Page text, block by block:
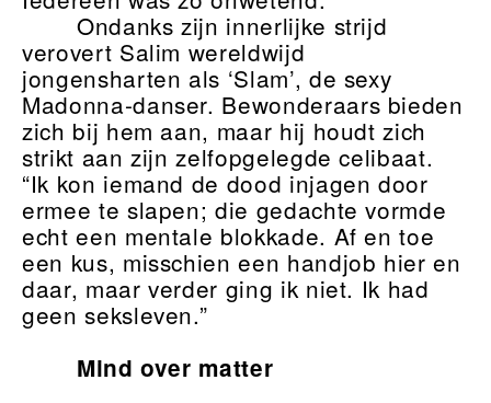
Ondanks zijn innerlijke strijd
verovert Salim wereldwijd
jongensharten als ‘Slam’, de sexy
Madonna-danser. Bewonderaars bieden
zich bij hem aan, maar hij houdt zich
strikt aan zijn zelfopgelegde celibaat.
“Ik kon iemand de dood injagen door
ermee te slapen; die gedachte vormde
echt een mentale blokkade. Af en toe
een kus, misschien een handjob hier en
daar, maar verder ging ik niet. Ik had
geen seksleven.”
Mind over matter